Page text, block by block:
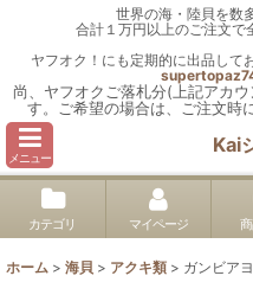
世界の海・陸貝を数
合計１万円以上のご注文で
ヤフオク！にも定期的に出品して
尚、ヤフオクご落札分(上記アカ
す。ご希望の場合は、ご注文時
メニュー
Kai
カテゴリ マイページ
ホーム > 海貝 > アクキ類 > ガンビア